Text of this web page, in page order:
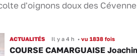
d'oignons doux des
ACTUALITÉS Il y a 4 h •vu 1838 fois
COURSE CAMARGUAISE